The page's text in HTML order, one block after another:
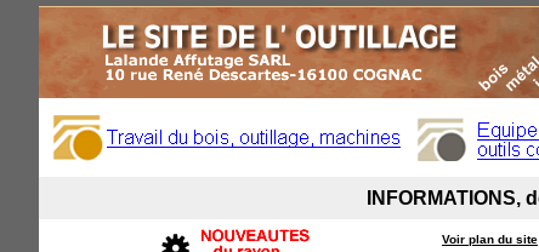
Voir plan du site